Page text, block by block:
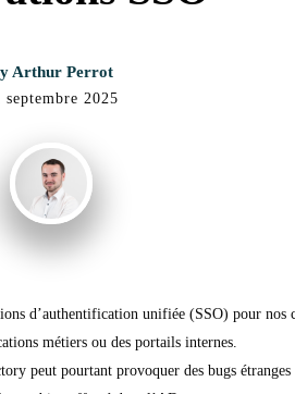
Arthur Perrot
septembre 2025
d’authentification unifiée (SSO) pour nos
métiers ou des portails internes.
peut pourtant provoquer des bugs